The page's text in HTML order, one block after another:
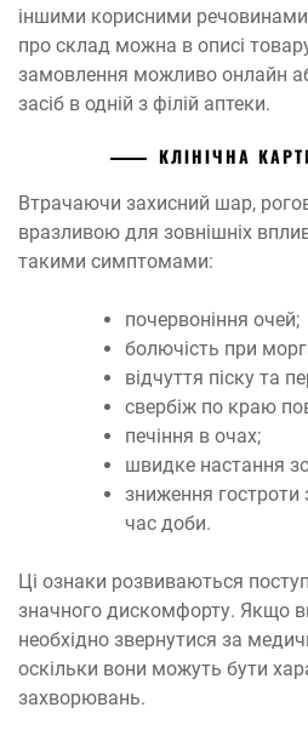
іншими корисними
про склад можна в описі
замовлення можливо онлайн
засіб в одній з філій аптеки.
КЛІНІЧНА
Втрачаючи захисний шар,
вразливою для зовнішніх
такими симптомами:
почервоніння очей;
болючість при
відчуття піску та
свербіж по краю
печіння в очах;
швидке настання
зниження гостроти
час доби.
Ці ознаки розвиваються
значного дискомфорту. Якщо
необхідно звернутися за
оскільки вони можуть бути
захворювань.